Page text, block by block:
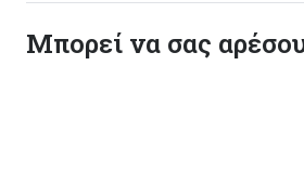
Μπορεί να σας